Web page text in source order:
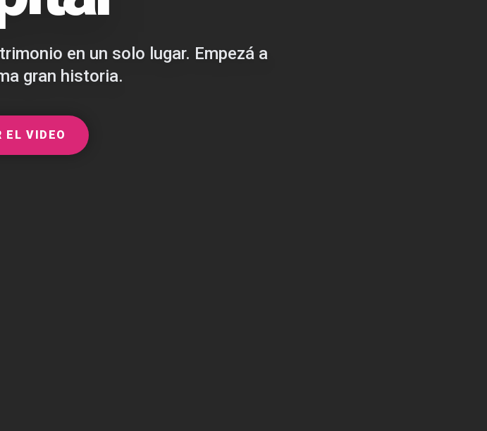
en un solo lugar. Empezá a
gran historia.
EL VIDEO